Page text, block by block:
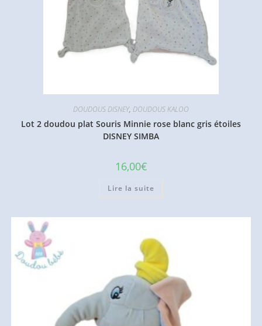
DOUDOUS DISNEY, DOUDOUS KALOO
Lot 2 doudou plat Souris Minnie rose blanc gris étoiles
DISNEY SIMBA
16,00€
Lire la suite